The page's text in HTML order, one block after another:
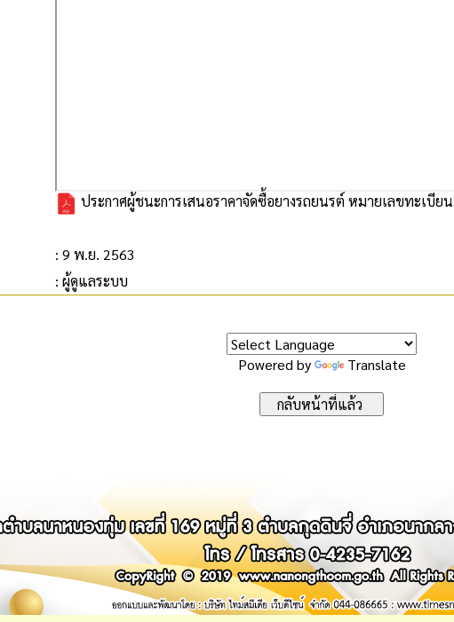
ประกาศผู้ชนะการเสนอราคาจัดซื้อยางรถยนรต์ หมายเลขทะเบี
: 9 พ.ย. 2563
: ผู้ดูแลระบบ
Powered by Translate